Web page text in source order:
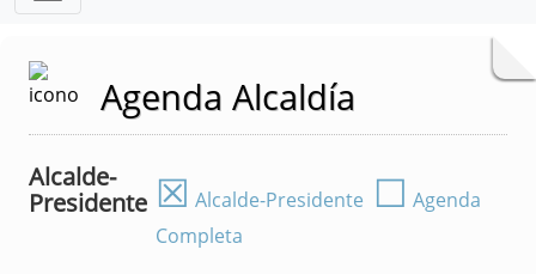
Agenda Alcaldía
Alcalde-
Presidente ☒ Alcalde-Presidente ☐ Agenda
Completa